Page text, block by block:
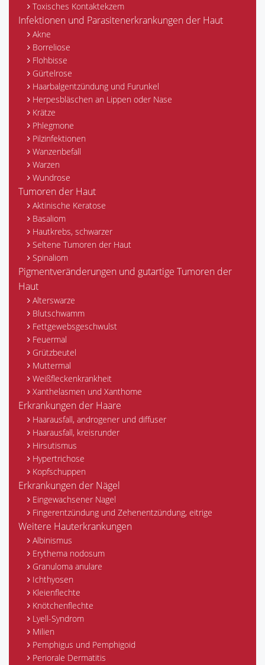
Toxisches Kontaktekzem
Infektionen und Parasitenerkrankungen der Haut
Akne
Borreliose
Flohbisse
Gürtelrose
Haarbalgentzündung und Furunkel
Herpesbläschen an Lippen oder Nase
Krätze
Phlegmone
Pilzinfektionen
Wanzenbefall
Warzen
Wundrose
Tumoren der Haut
Aktinische Keratose
Basaliom
Hautkrebs, schwarzer
Seltene Tumoren der Haut
Spinaliom
Pigmentveränderungen und gutartige Tumoren der
Haut
Alterswarze
Blutschwamm
Fettgewebsgeschwulst
Feuermal
Grützbeutel
Muttermal
Weißfleckenkrankheit
Xanthelasmen und Xanthome
Erkrankungen der Haare
Haarausfall, androgener und diffuser
Haarausfall, kreisrunder
Hirsutismus
Hypertrichose
Kopfschuppen
Erkrankungen der Nägel
Eingewachsener Nagel
Fingerentzündung und Zehenentzündung, eitrige
Weitere Hauterkrankungen
Albinismus
Erythema nodosum
Granuloma anulare
Ichthyosen
Kleienflechte
Knötchenflechte
Lyell-Syndrom
Milien
Pemphigus und Pemphigoid
Periorale Dermatitis